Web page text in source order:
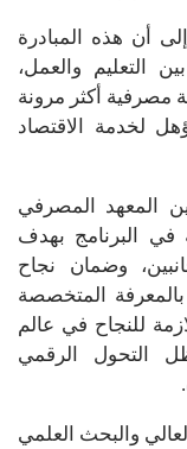
أن هذه المبادرة
التعليم والعمل،
مصرفية أكثر مرونة
لخدمة الاقتصاد
المعهد المصرفي
في البرنامج بهدف
وضمان نجاح
المتخصصة
للنجاح في عالم
التحول الرقمي
والبحث العلمي